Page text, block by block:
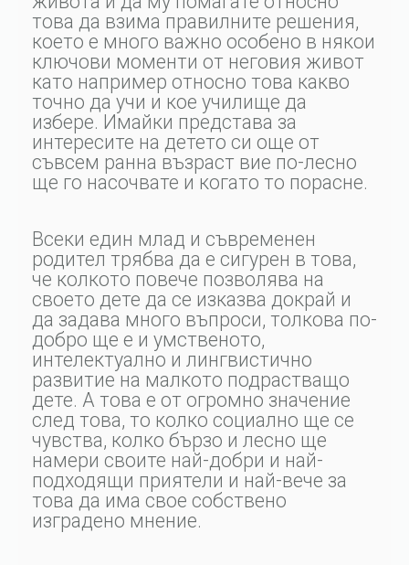
това да взима правилните решения,
което е много важно особено в някои
ключови моменти от неговия живот
като например относно това какво
точно да учи и кое училище да
избере. Имайки представа за
интересите на детето си още от
съвсем ранна възраст вие по-лесно
ще го насочвате и когато то порасне.
Всеки един млад и съвременен
родител трябва да е сигурен в това,
че колкото повече позволява на
своето дете да се изказва докрай и
да задава много въпроси, толкова по-
добро ще е и умственото,
интелектуално и лингвистично
развитие на малкото подрастващо
дете. А това е от огромно значение
след това, то колко социално ще се
чувства, колко бързо и лесно ще
намери своите най-добри и най-
подходящи приятели и най-вече за
това да има свое собствено
изградено мнение.